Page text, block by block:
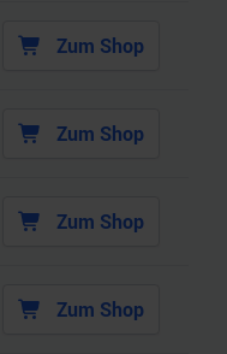
Zum Shop
Zum Shop
Zum Shop
Zum Shop